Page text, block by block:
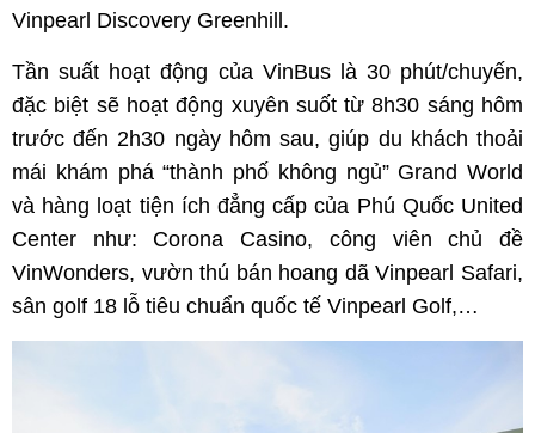
Vinpearl Discovery Greenhill.
Tần suất hoạt động của VinBus là 30 phút/chuyến,
đặc biệt sẽ hoạt động xuyên suốt từ 8h30 sáng hôm
trước đến 2h30 ngày hôm sau, giúp du khách thoải
mái khám phá “thành phố không ngủ” Grand World
và hàng loạt tiện ích đẳng cấp của Phú Quốc United
Center như: Corona Casino, công viên chủ đề
VinWonders, vườn thú bán hoang dã Vinpearl Safari,
sân golf 18 lỗ tiêu chuẩn quốc tế Vinpearl Golf,…